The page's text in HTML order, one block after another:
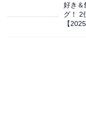
好き＆
グ！ 2
【